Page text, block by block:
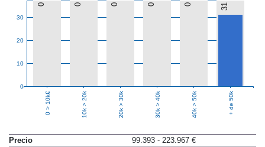
0
10
20
30
0 0 0 0 0 31
0 > 10k€ 10k > 20k 20k > 30k 30k > 40k 40k > 50k + de 50k
Precio
99.393 - 223.967 €